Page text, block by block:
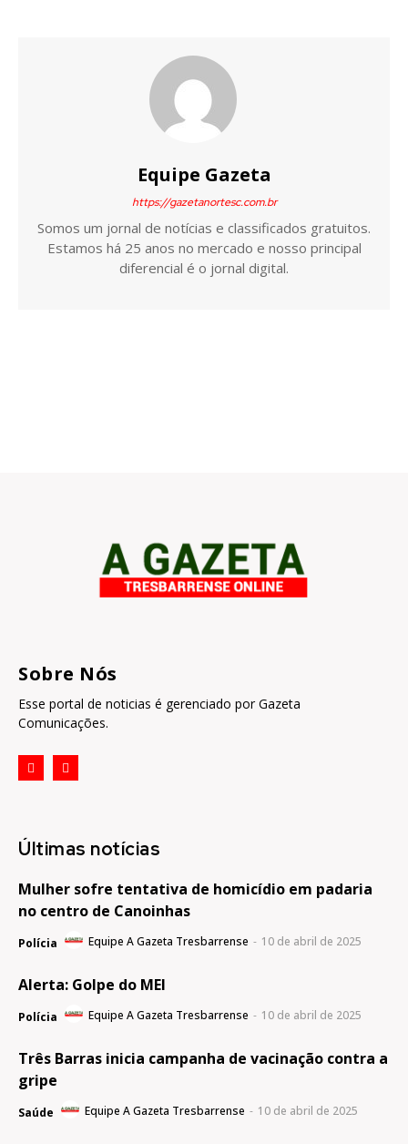
Equipe Gazeta
https://gazetanortesc.com.br
Somos um jornal de notícias e classificados gratuitos.
Estamos há 25 anos no mercado e nosso principal
diferencial é o jornal digital.
Sobre Nós
Esse portal de noticias é gerenciado por Gazeta
Comunicações.
Últimas notícias
Mulher sofre tentativa de homicídio em padaria
no centro de Canoinhas
Polícia Equipe A Gazeta Tresbarrense - 10 de abril de 2025
Alerta: Golpe do MEI
Polícia Equipe A Gazeta Tresbarrense - 10 de abril de 2025
Três Barras inicia campanha de vacinação contra a
gripe
Saúde Equipe A Gazeta Tresbarrense - 10 de abril de 2025